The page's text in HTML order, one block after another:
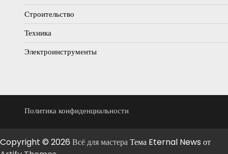
Строительство
Техника
Электроинструменты
Политика конфиденциальности
Copyright © 2026 Всё для мастераТема Eternal News от